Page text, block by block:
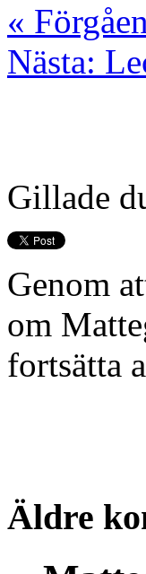
«
Nästa:
Gillade
Genom
om
fortsätta
Äldre